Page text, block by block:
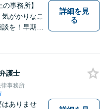
の事務所】
気がかりなこ
を！早期対
柔軟に対応
車場あり】
詳細を見
る
護士
事務所
はありませ